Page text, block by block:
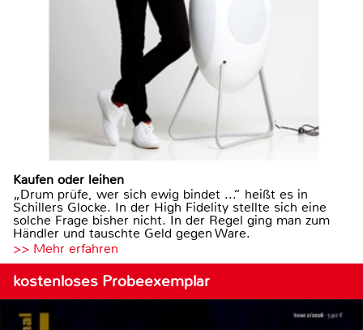
Kaufen oder leihen
„Drum prüfe, wer sich ewig bindet ...“ heißt es in
Schillers Glocke. In der High Fidelity stellte sich eine
solche Frage bisher nicht. In der Regel ging man zum
Händler und tauschte Geld gegen Ware.
>> Mehr erfahren
kostenloses Probeexemplar